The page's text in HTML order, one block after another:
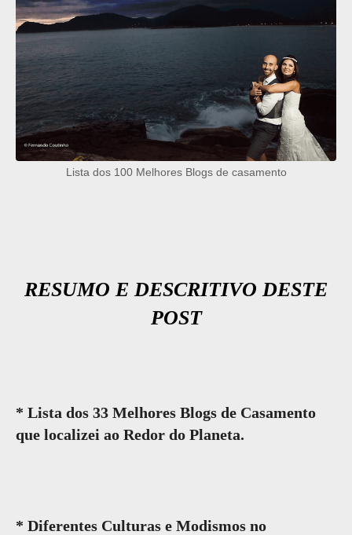
Lista dos 100 Melhores Blogs de casamento
RESUMO E DESCRITIVO DESTE
POST
* Lista dos 33 Melhores Blogs de Casamento
que localizei ao Redor do Planeta.
* Diferentes Culturas e Modismos no